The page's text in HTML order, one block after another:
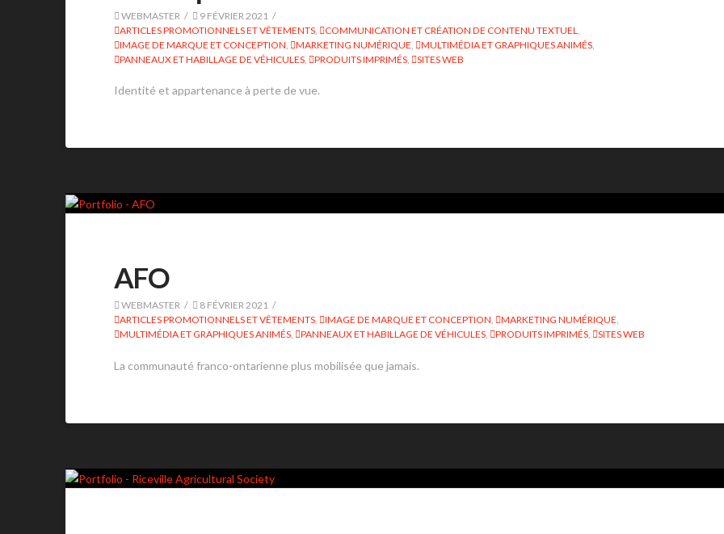
WEBMASTER
9 FÉVRIER 2021
ARTICLES PROMOTIONNELS ET VÊTEMENTS, COMMUNICATION ET CRÉATION DE CONTENU TEXTUEL
IMAGE DE MARQUE ET CONCEPTION
MARKETING NUMÉRIQUE MULTIMÉDIA ET GRAPHIQUES ANIMÉS,
PANNEAUX ET HABILLAGE DE VÉHICULES, PRODUITS IMPRIMÉS, SITES WEB
Identité et appartenance à perte de vue.
AFO
WEBMASTER
8 FÉVRIER 2021
ARTICLES PROMOTIONNELS ET VÊTEMENTS, IMAGE DE MARQUE ET CONCEPTION, MARKETING NUMÉRIQUE,
MULTIMÉDIA ET GRAPHIQUES ANIMÉS, PANNEAUX ET HABILLAGE DE VÉHICULES, PRODUITS IMPRIMÉS, SITES WEB
La communauté franco-ontarienne plus mobilisée que jamais.